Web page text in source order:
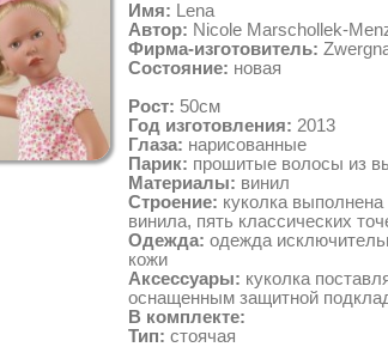
Имя: Lena
Автор: Nicole Marschollek-
Фирма-изготовитель:
Состояние: новая
Рост: 50см
Год изготовления: 2013
Глаза: нарисованные
Парик: прошитые волосы из
Материалы: винил
Строение: куколка выполнена
винила, пять классических
Одежда: одежда
кожи
Аксессуары: куколка
оснащенным защитной
В комплекте:
Тип: стоячая